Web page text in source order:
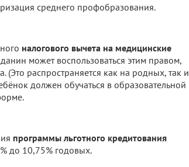
среднего профобразования.
налогового вычета на медицинские
может воспользоваться этим правом,
(Это распространяется как на родных, так и
должен обучаться в образовательной
программы льготного кредитования
до 10,75% годовых.